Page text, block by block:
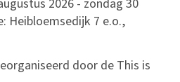
2026 - zondag 30
Heibloemsedijk 7 e.o.,
door de This is